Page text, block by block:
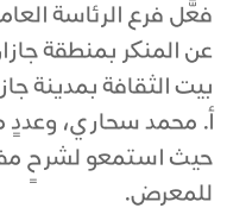
فعَّل فرع الرئاسة
عن المنكر بمنطقة
بيت الثقافة بمدينة
أ. محمد سحاري، وعددٍ
حيث استمعو لشرحٍ
للمعرض.